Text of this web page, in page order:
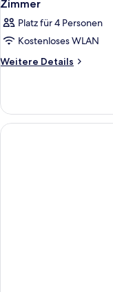
Zimmer
Platz für 4 Personen
Kostenloses WLAN
Weitere Details
Weitere